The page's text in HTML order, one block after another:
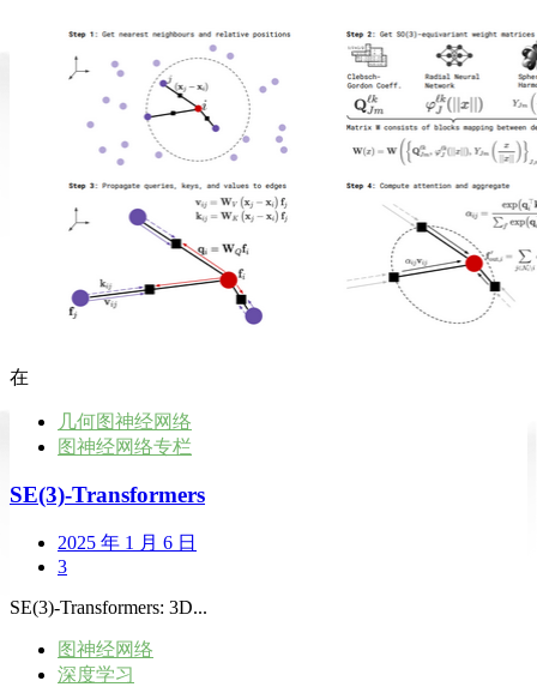
在
几何图神经网络
图神经网络专栏
SE(3)-Transformers
2025 年 1 月 6 日
3
SE(3)-Transformers: 3D...
图神经网络
深度学习